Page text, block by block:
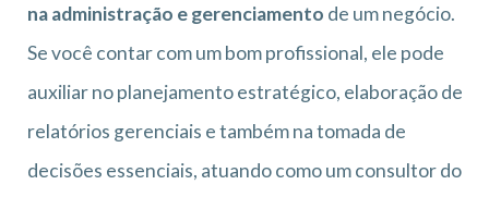
na administração e gerenciamento de um negócio.
Se você contar com um bom profissional, ele pode
auxiliar no planejamento estratégico, elaboração de
relatórios gerenciais e também na tomada de
decisões essenciais, atuando como um consultor do